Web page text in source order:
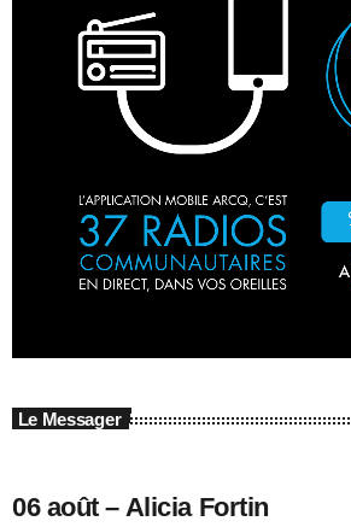
Le Messager
06 août – Alicia Fortin